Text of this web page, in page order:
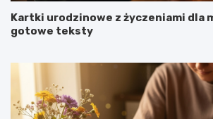
Kartki urodzinowe z życzeniami dla
gotowe teksty